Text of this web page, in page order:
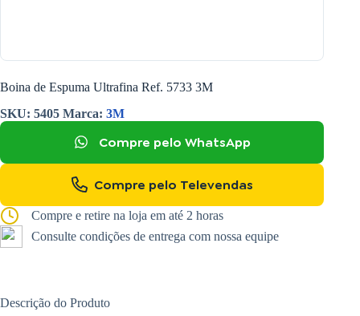
Boina de Espuma Ultrafina Ref. 5733 3M
SKU: 5405 Marca: 3M
Compre pelo WhatsApp
Compre pelo Televendas
Compre e retire na loja em até 2 horas
Consulte condições de entrega com nossa equipe
Descrição do Produto